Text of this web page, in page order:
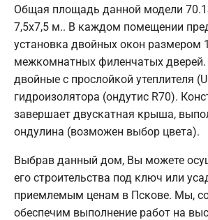
Общая площадь данной модели
7,5х7,5 м.. В каждом помещении
установка двойных окон размером
межкомнатных филенчатых
двойные с прослойкой утеплителя
гидроизолятора (ондутис R70).
завершает двускатная крыша,
ондулина (возможен выбор цвета).
Выбрав данный дом, Вы можете
его строительства под ключ или
приемлемым ценам в Пскове. Мы,
обеспечим выполнение работ на